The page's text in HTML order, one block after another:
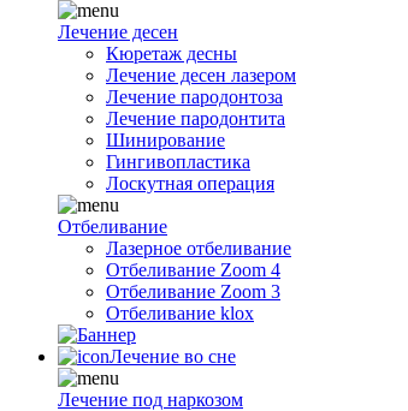
Лечение десен
Кюретаж десны
Лечение десен лазером
Лечение пародонтоза
Лечение пародонтита
Шинирование
Гингивопластика
Лоскутная операция
Отбеливание
Лазерное отбеливание
Отбеливание Zoom 4
Отбеливание Zoom 3
Отбеливание klox
Лечение во сне
Лечение под наркозом